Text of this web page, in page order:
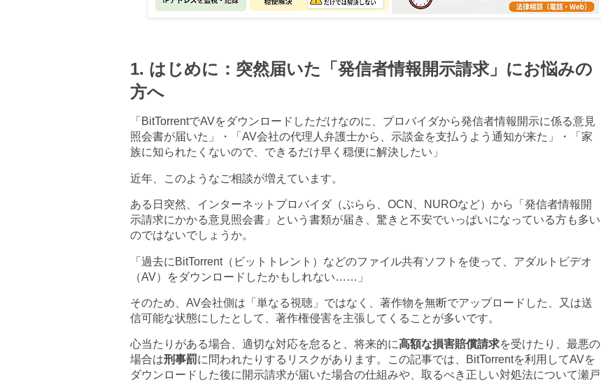
1. はじめに：突然届いた「発信者情報開示請求」にお悩みの
方へ
「 BitTorrentでAVをダウンロードしただけなのに、プロバイダから発信者情報開示に係る意見
照会書が届いた」・「 AV会社の代理人弁護士から、示談金を支払うよう通知が来た」・「家
族に知られたくないので、できるだけ早く穏便に解決したい」
近年、このようなご相談が増えています。
ある日突然、インターネットプロバイダ（ぷらら、 OCN NUROなど）から「発信者情報開
示請求にかかる意見照会書」という書類が届き、驚きと不安でいっぱいになっている方も多い
のではないでしょうか。
「過去に BitTorrent（ビットトレント）などのファイル共有ソフトを使って、アダルトビデオ
（AV）をダウンロードしたかもしれない…… 」
そのため、 AV会社側は「単なる視聴」ではなく、著作物を無断でアップロードした、又は送
信可能な状態にしたとして、著作権侵害を主張してくることが多いです。
心当たりがある場合、適切な対応を怠ると、将来的に高額な損害賠償請求を受けたり、最悪の
場合は刑事罰に問われたりするリスクがあります。この記事では、 BitTorrentを利用してAVを
ダウンロードした後に開示請求が届いた場合の仕組みや、取るべき正しい対処法について瀬戸